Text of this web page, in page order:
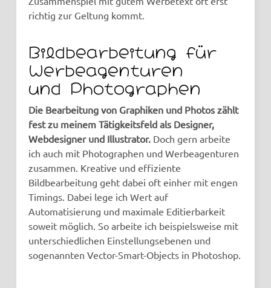
richtig zur Geltung kommt.
Bildbearbeitung für
Werbeagenturen
und Photographen
Die Bearbeitung von Graphiken und Photos zählt
fest zu meinem Tätigkeitsfeld als Designer,
Webdesigner und Illustrator. Doch gern arbeite
ich auch mit Photographen und Werbeagenturen
zusammen. Kreative und effiziente
Bildbearbeitung geht dabei oft einher mit engen
Timings. Dabei lege ich Wert auf
Automatisierung und maximale Editierbarkeit
soweit möglich. So arbeite ich beispielsweise mit
unterschiedlichen Einstellungsebenen und
sogenannten Vector-Smart-Objects in Photoshop.